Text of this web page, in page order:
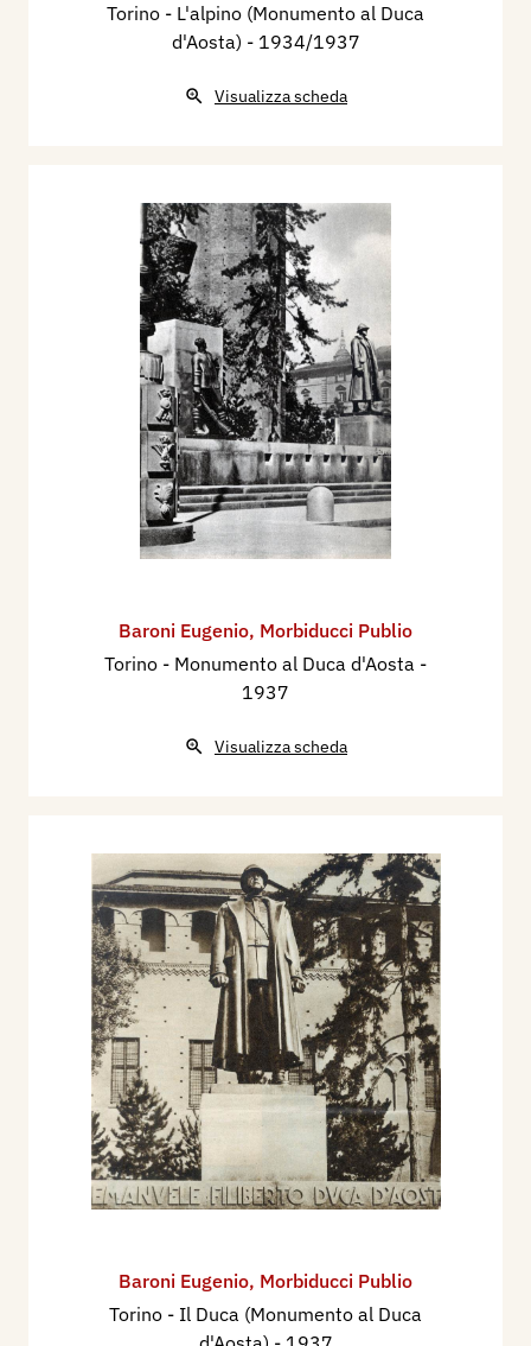
Torino - L'alpino (Monumento al Duca
d'Aosta) - 1934/1937
Visualizza scheda
Baroni Eugenio, Morbiducci Publio
Torino - Monumento al Duca d'Aosta -
1937
Visualizza scheda
Baroni Eugenio, Morbiducci Publio
Torino - Il Duca (Monumento al Duca